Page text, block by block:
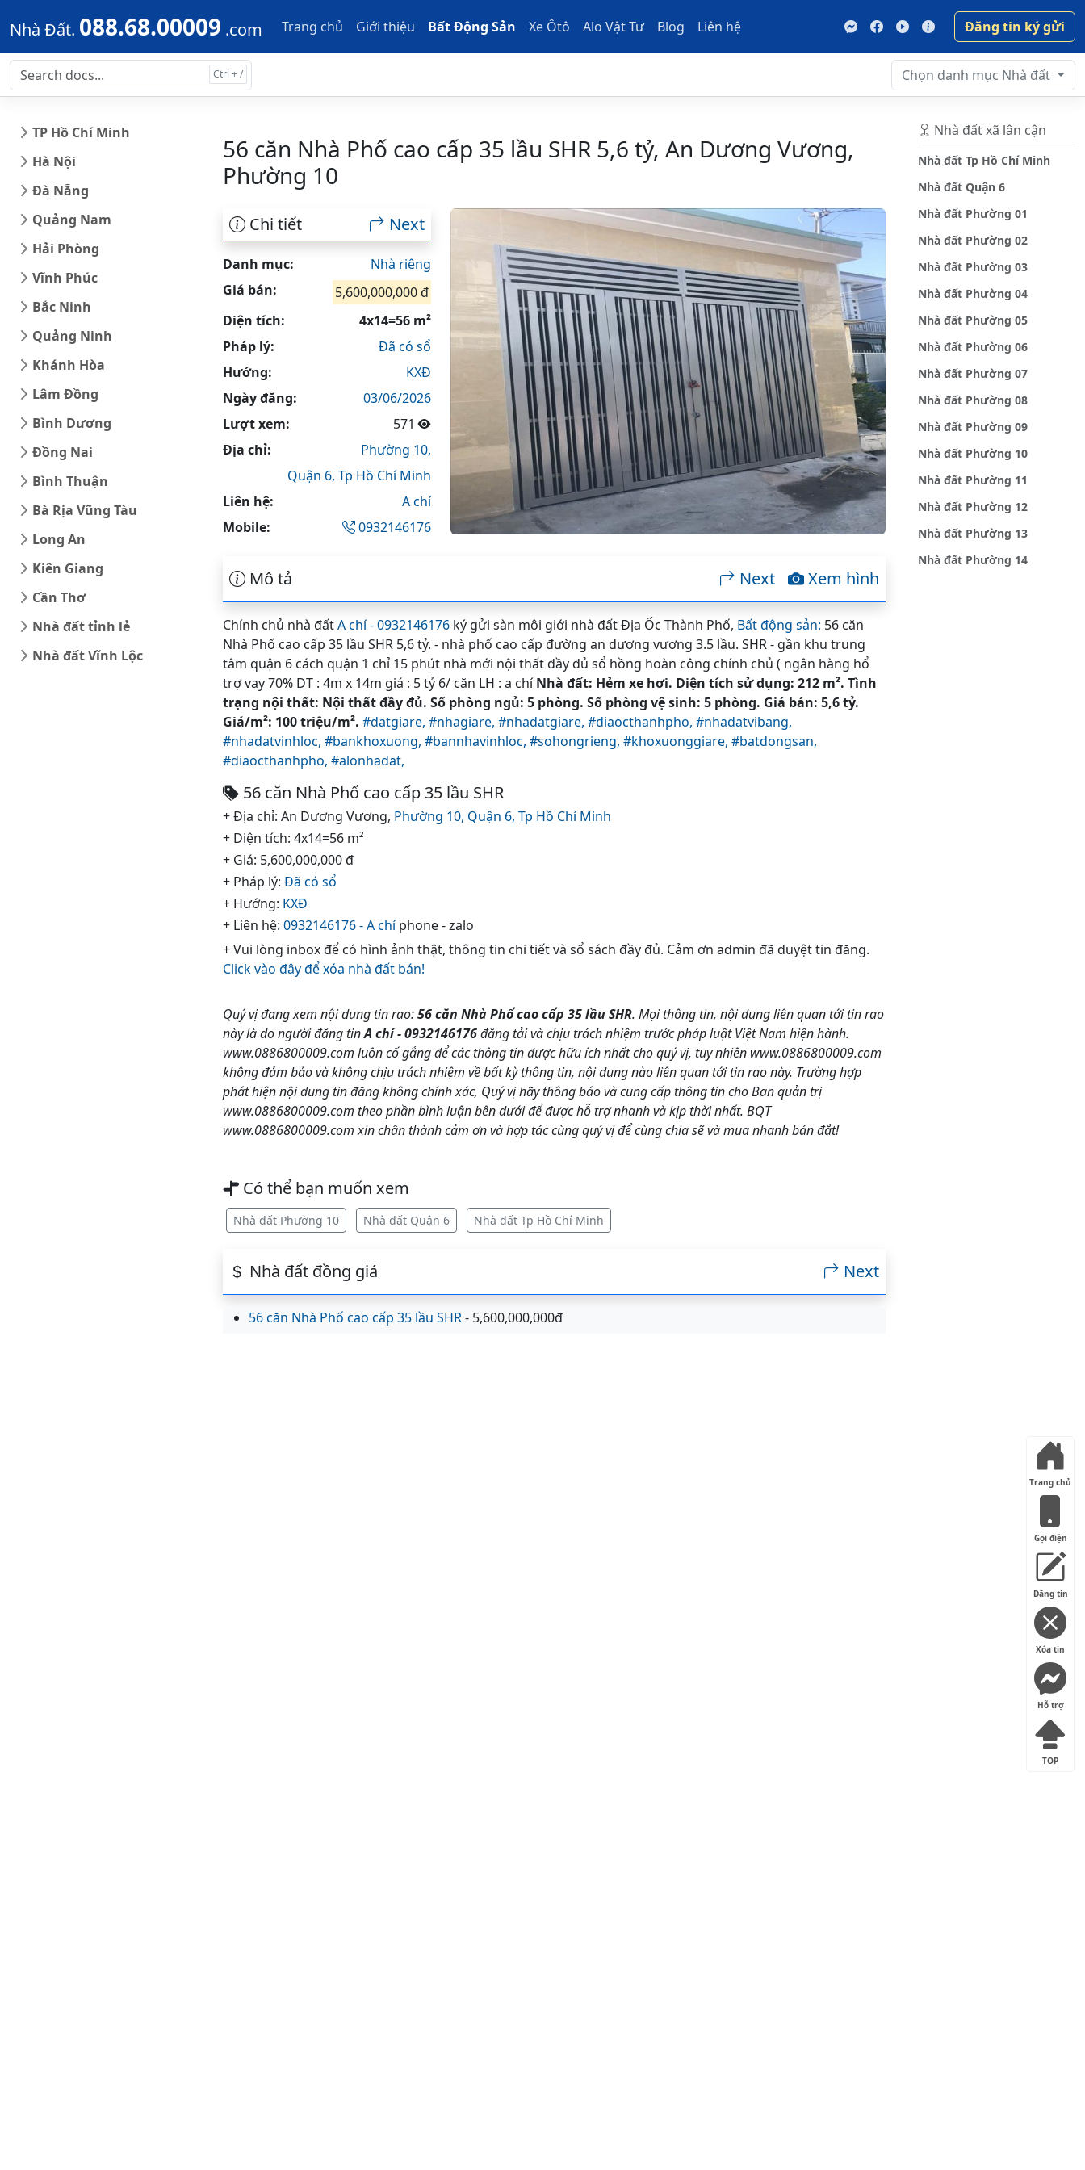
Skip to main content Skip to docs navigation
Nhà Đất. 088.68.00009 .com Trang chủ Giới thiệu Bất Động Sản Xe Ôtô Alo Vật Tư Blog Liên hệ Đăng tin ký gửi
Chọn danh mục Nhà đất
TP Hồ Chí Minh
Hà Nội
Đà Nẵng
Quảng Nam
Hải Phòng
Vĩnh Phúc
Bắc Ninh
Quảng Ninh
Khánh Hòa
Lâm Đồng
Bình Dương
Đồng Nai
Bình Thuận
Bà Rịa Vũng Tàu
Long An
Kiên Giang
Cần Thơ
Nhà đất tỉnh lẻ
Nhà đất Vĩnh Lộc
56 căn Nhà Phố cao cấp 35 lầu SHR 5,6 tỷ, An Dương Vương,
Phường 10
Chi tiết Next
Danh mục:
Nhà riêng
Giá bán:
5,600,000,000 đ
Diện tích:
4x14=56 m²
Pháp lý:
Đã có sổ
Hướng:
KXĐ
Ngày đăng:
03/06/2026
Lượt xem:
571
Địa chỉ:
Phường 10,
Quận 6, Tp Hồ Chí Minh
Liên hệ:
A chí
Mobile:
0932146176
Mô tả Xem hình
Next
Chính chủ nhà đấtA chí - 0932146176 ký gửi sàn môi giới nhà đất Địa Ốc Thành Phố, Bất động sản: 56 căn
Nhà Phố cao cấp 35 lầu SHR 5,6 tỷ. - nhà phố cao cấp đường an dương vương 3.5 lầu. SHR - gần khu trung
tâm quận 6 cách quận 1 chỉ 15 phút nhà mới nội thất đầy đủ sổ hồng hoàn công chính chủ ( ngân hàng hổ
trợ vay 70% DT : 4m x 14m giá : 5 tỷ 6/ căn LH : a chíNhà đất: Hẻm xe hơi. Diện tích sử dụng: 212 m². Tình
trạng nội thất: Nội thất đầy đủ. Số phòng ngủ: 5 phòng. Số phòng vệ sinh: 5 phòng. Giá bán: 5,6 tỷ.
Giá/m²: 100 triệu/m². #datgiare, #nhagiare, #nhadatgiare, #diaocthanhpho, #nhadatvibang,
#nhadatvinhloc, #bankhoxuong, #bannhavinhloc, #sohongrieng, #khoxuonggiare, #batdongsan,
#diaocthanhpho, #alonhadat,
56 căn Nhà Phố cao cấp 35 lầu SHR
+ Địa chỉ: An Dương Vương, Phường 10, Quận 6, Tp Hồ Chí Minh
+ Diện tích: 4x14=56 m²
+ Giá: 5,600,000,000 đ
+ Pháp lý: Đã có sổ
+ Hướng: KXĐ
+ Liên hệ: 0932146176 - A chíphone - zalo
+ Vui lòng inbox để có hình ảnh thật, thông tin chi tiết và sổ sách đầy đủ. Cảm ơn admin đã duyệt tin đăng.
Click vào đây để xóa nhà đất bán!
Quý vị đang xem nội dung tin rao:56 căn Nhà Phố cao cấp 35 lầu SHR. Mọi thông tin, nội dung liên quan tới tin rao
này là do người đăng tinA chí - 0932146176đăng tải và chịu trách nhiệm trước pháp luật Việt Nam hiện hành.
www.0886800009.com luôn cố gắng để các thông tin được hữu ích nhất cho quý vị, tuy nhiên www.0886800009.com
không đảm bảo và không chịu trách nhiệm về bất kỳ thông tin, nội dung nào liên quan tới tin rao này. Trường hợp
phát hiện nội dung tin đăng không chính xác, Quý vị hãy thông báo và cung cấp thông tin cho Ban quản trị
www.0886800009.com theo phần bình luận bên dưới để được hỗ trợ nhanh và kịp thời nhất. BQT
www.0886800009.com xin chân thành cảm ơn và hợp tác cùng quý vị để cùng chia sẽ và mua nhanh bán đắt!
Có thể bạn muốn xem
Nhà đất Phường 10 Nhà đất Quận 6 Nhà đất Tp Hồ Chí Minh
Nhà đất đồng giá Next
56 căn Nhà Phố cao cấp 35 lầu SHR- 5,600,000,000đ
Trang chủ
Gọi điện
Đăng tin
Xóa tin
Hỗ trợ
TOP
Nhà đất xã lân cận
Nhà đất Tp Hồ Chí Minh
Nhà đất Quận 6
Nhà đất Phường 01
Nhà đất Phường 02
Nhà đất Phường 03
Nhà đất Phường 04
Nhà đất Phường 05
Nhà đất Phường 06
Nhà đất Phường 07
Nhà đất Phường 08
Nhà đất Phường 09
Nhà đất Phường 10
Nhà đất Phường 11
Nhà đất Phường 12
Nhà đất Phường 13
Nhà đất Phường 14